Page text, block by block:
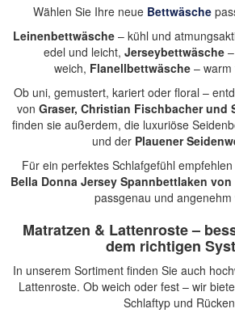
Wählen Sie Ihre neue Bettwäsche
Leinenbettwäsche– kühl und
edel und leicht, Jerseybettwäsche
weich, Flanellbettwäsche –
Ob uni, gemustert, kariert oder floral –
von Graser, Christian Fischbacher und
finden sie außerdem, die luxuriöse
und der Plauener
Für ein perfektes Schlafgefühl
Bella Donna Jersey Spannbettlaken von
passgenau und angenehm
Matratzen & Lattenroste –
dem richtigen
In unserem Sortiment finden Sie auch
Lattenroste. Ob weich oder fest – wir
Schlaftyp und